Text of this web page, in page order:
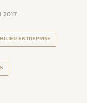
2017
ENTREPRISE